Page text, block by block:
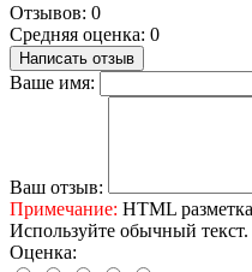
Отзывов: 0
Средняя оценка: 0
Написать отзыв
Ваше имя:
Ваш отзыв:
Примечание: HTML
Используйте обычный текст.
Оценка: